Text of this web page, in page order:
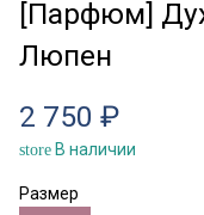
[Парфюм]
Люпен
2 750 ₽
store В наличии
Размер